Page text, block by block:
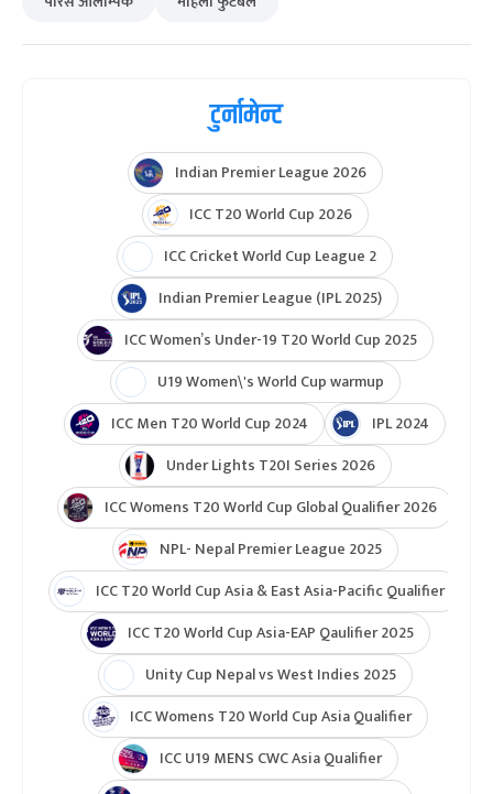
विश्व विजेता स्पेनलाई हराउँदै जर्मनीले कांस्य जितिसकेको छ
पेरिस ओलम्पिक महिला फुटबल
टुर्नामेन्ट
Indian Premier League 2026
ICC T20 World Cup 2026
ICC Cricket World Cup League 2
Indian Premier League (IPL 2025)
ICC Women’s Under-19 T20 World Cup 2025
U19 Women\'s World Cup warmup